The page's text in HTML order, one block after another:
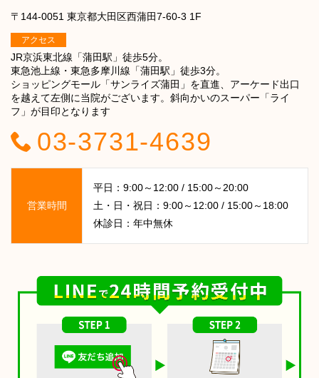
〒144-0051 東京都大田区西蒲田7-60-3 1F
アクセス
JR京浜東北線「蒲田駅」徒歩5分。
東急池上線・東急多摩川線「蒲田駅」徒歩3分。
ショッピングモール「サンライズ蒲田」を直進、アーケード出口
を越えて左側に当院がございます。斜向かいのスーパー「ライ
フ」が目印となります
03-3731-4639
営業時間
平日：9:00～12:00 / 15:00～20:00
土・日・祝日：9:00～12:00 / 15:00～18:00
休診日：年中無休